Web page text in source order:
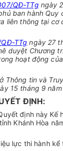
QĐ-TTg ngày
ban hành Quy
liên thông tại cơ
TTg ngày 27
duyệt Chương
hoạt động
Thông tin và
15 tháng 9 năm
ĐỊNH:
định này Kế
Khánh Hòa
lực thi hành